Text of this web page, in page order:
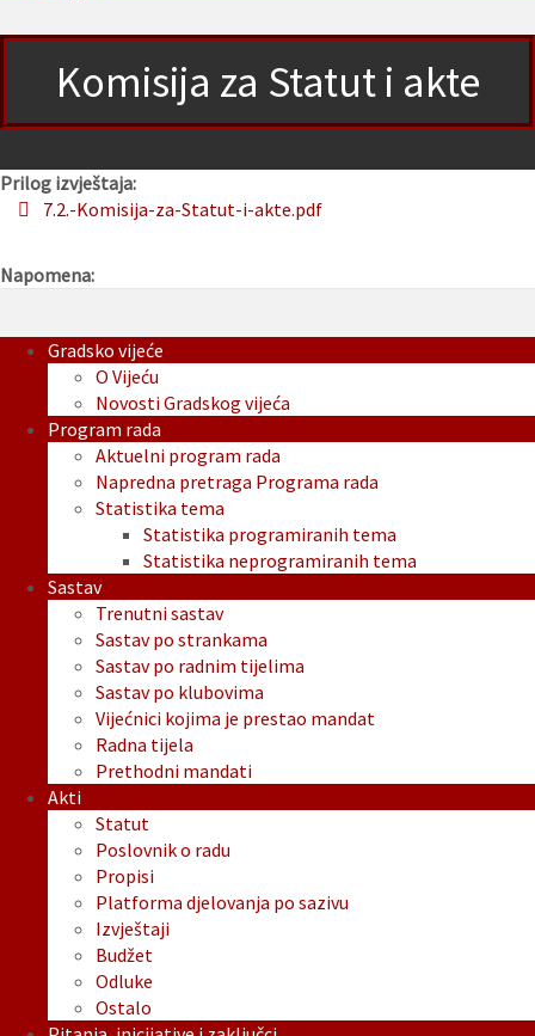
Komisija za Statut i akte
Prilog izvještaja:
7.2.-Komisija-za-Statut-i-akte.pdf
Napomena:
Gradsko vijeće
O Vijeću
Novosti Gradskog vijeća
Program rada
Aktuelni program rada
Napredna pretraga Programa rada
Statistika tema
Statistika programiranih tema
Statistika neprogramiranih tema
Sastav
Trenutni sastav
Sastav po strankama
Sastav po radnim tijelima
Sastav po klubovima
Vijećnici kojima je prestao mandat
Radna tijela
Prethodni mandati
Akti
Statut
Poslovnik o radu
Propisi
Platforma djelovanja po sazivu
Izvještaji
Budžet
Odluke
Ostalo